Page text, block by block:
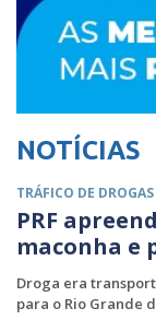
NOTÍCIAS
TRÁFICO DE
PRF
maconha e
Droga era
para o Rio Grande